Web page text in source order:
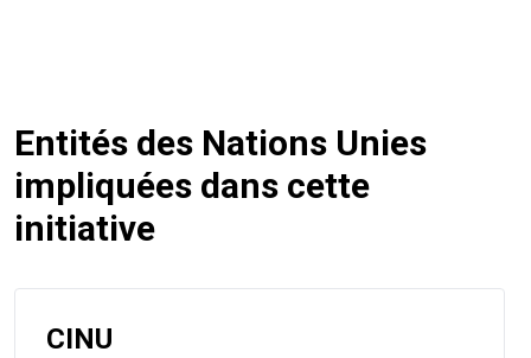
Entités des Nations Unies
impliquées dans cette
initiative
CINU